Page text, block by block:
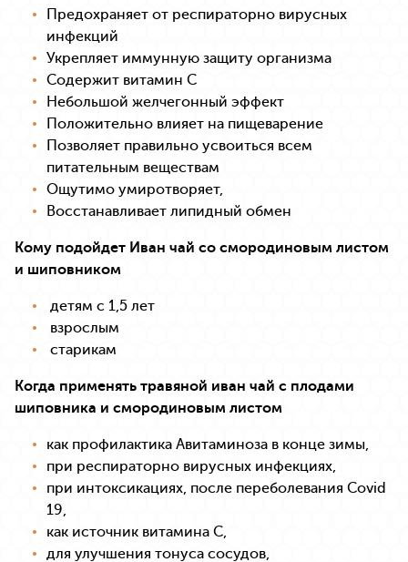
Предохраняет от респираторно вирусных
инфекций
Укрепляет иммунную защиту организма
Содержит витамин С
Небольшой желчегонный эффект
Положительно влияет на пищеварение
Позволяет правильно усвоиться всем
питательным веществам
Ощутимо умиротворяет,
Восстанавливает липидный обмен
Кому подойдет Иван чай со смородиновым листом
и шиповником
детям с 1,5 лет
взрослым
старикам
Когда применять травяной иван чай с плодами
шиповника и смородиновым листом
как профилактика Авитаминоза в конце зимы,
при респираторно вирусных инфекциях,
при интоксикациях, после переболевания Covid
19,
как источник витамина С,
для улучшения тонуса сосудов,